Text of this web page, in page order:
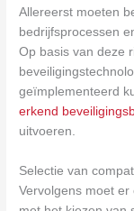
Allereerst moeten
bedrijfsprocessen
Op basis van deze
geïmplementeerd
erkend
uitvoeren.
Selectie van
Vervolgens moet er